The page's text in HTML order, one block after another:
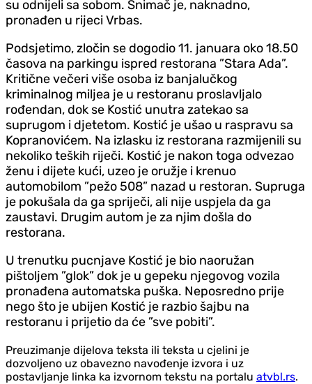
su odnijeli sa sobom. Snimač je, naknadno,
pronađen u rijeci Vrbas.
Podsjetimo, zločin se dogodio 11. januara oko 18.50
časova na parkingu ispred restorana ”Stara Ada”.
Kritične večeri više osoba iz banjalučkog
kriminalnog miljea je u restoranu proslavljalo
rođendan, dok se Kostić unutra zatekao sa
suprugom i djetetom. Kostić je ušao u raspravu sa
Kopranovićem. Na izlasku iz restorana razmijenili su
nekoliko teških riječi. Kostić je nakon toga odvezao
ženu i dijete kući, uzeo je oružje i krenuo
automobilom ”pežo 508” nazad u restoran. Supruga
je pokušala da ga spriječi, ali nije uspjela da ga
zaustavi. Drugim autom je za njim došla do
restorana.
U trenutku pucnjave Kostić je bio naoružan
pištoljem ”glok” dok je u gepeku njegovog vozila
pronađena automatska puška. Neposredno prije
nego što je ubijen Kostić je razbio šajbu na
restoranu i prijetio da će ”sve pobiti”.
Preuzimanje dijelova teksta ili teksta u cjelini je
dozvoljeno uz obavezno navođenje izvora i uz
postavljanje linka ka izvornom tekstu na portalu atvbl.rs.